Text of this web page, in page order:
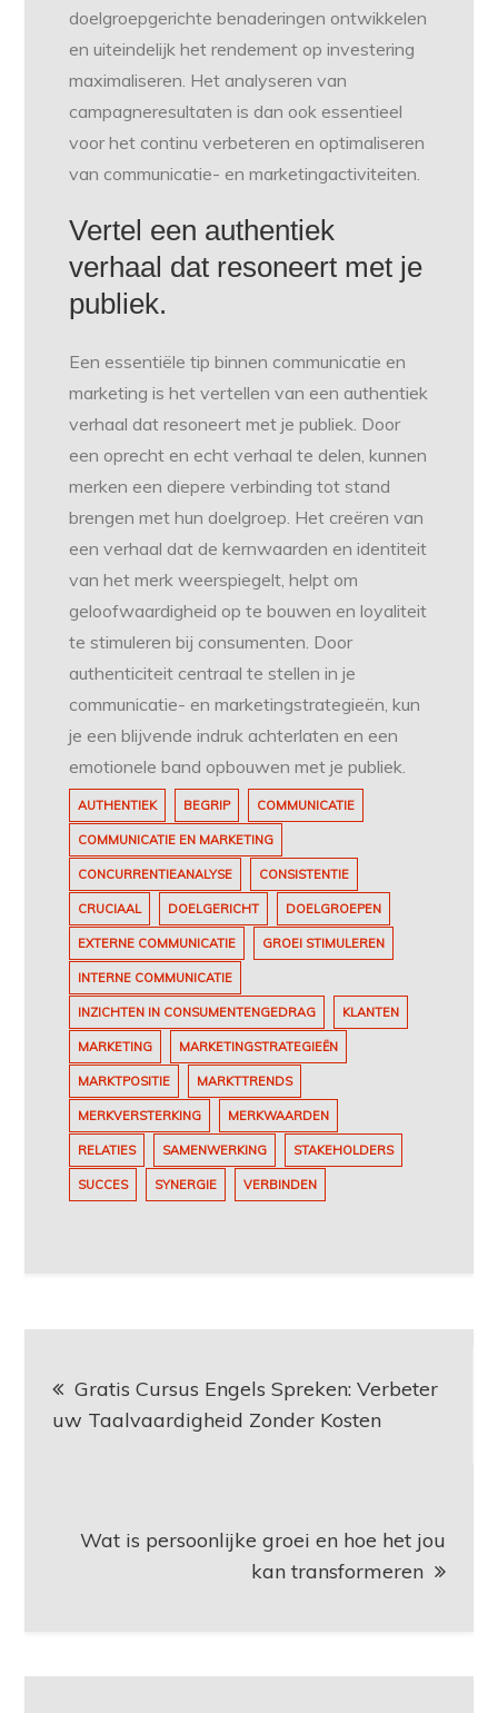
doelgroepgerichte benaderingen ontwikkelen
en uiteindelijk het rendement op investering
maximaliseren. Het analyseren van
campagneresultaten is dan ook essentieel
voor het continu verbeteren en optimaliseren
van communicatie- en marketingactiviteiten.
Vertel een authentiek
verhaal dat resoneert met je
publiek.
Een essentiële tip binnen communicatie en
marketing is het vertellen van een authentiek
verhaal dat resoneert met je publiek. Door
een oprecht en echt verhaal te delen, kunnen
merken een diepere verbinding tot stand
brengen met hun doelgroep. Het creëren van
een verhaal dat de kernwaarden en identiteit
van het merk weerspiegelt, helpt om
geloofwaardigheid op te bouwen en loyaliteit
te stimuleren bij consumenten. Door
authenticiteit centraal te stellen in je
communicatie- en marketingstrategieën, kun
je een blijvende indruk achterlaten en een
emotionele band opbouwen met je publiek.
AUTHENTIEK BEGRIP COMMUNICATIE
COMMUNICATIE EN MARKETING
CONCURRENTIEANALYSE CONSISTENTIE
CRUCIAAL DOELGERICHT DOELGROEPEN
EXTERNE COMMUNICATIE GROEI STIMULEREN
INTERNE COMMUNICATIE
INZICHTEN IN CONSUMENTENGEDRAG KLANTEN
MARKETING MARKETINGSTRATEGIEËN
MARKTPOSITIE MARKTTRENDS
MERKVERSTERKING MERKWAARDEN
RELATIES SAMENWERKING STAKEHOLDERS
SUCCES SYNERGIE VERBINDEN
Gratis Cursus Engels Spreken: Verbeter
uw Taalvaardigheid Zonder Kosten
Wat is persoonlijke groei en hoe het jou
kan transformeren